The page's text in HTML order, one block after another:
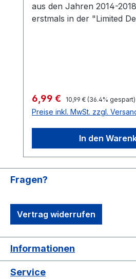
aus den Jahren 2014-
erstmals in der "Limited
Verkaufspreis:
6,99 € Regulärer Preis:
10,99 € (36.4% gespart)
Preise inkl. MwSt. zzgl.
In den
Fragen?
Vertrag widerrufen
Informationen
Service